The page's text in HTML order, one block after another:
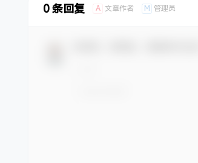
0 条回复 A 文章作者 M 管理员